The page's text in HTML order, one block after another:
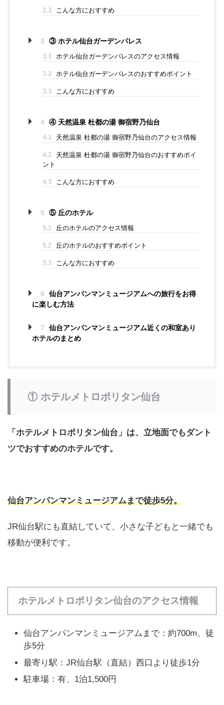
2.3 こんな方におすすめ
3 ③ ホテル仙台ガーデンパレス
3.1 ホテル仙台ガーデンパレスのアクセス情報
3.2 ホテル仙台ガーデンパレスのおすすめポイント
3.3 こんな方におすすめ
4 ④ 天然温泉 杜都の湯 御宿野乃仙台
4.1 天然温泉 杜都の湯 御宿野乃仙台のアクセス情報
4.2
天然温泉 杜都の湯 御宿野乃仙台のおすすめポイ
ント
4.3 こんな方におすすめ
5 ⑤ 丘のホテル
5.1 丘のホテルのアクセス情報
5.2 丘のホテルのおすすめポイント
5.3 こんな方におすすめ
6
仙台アンパンマンミュージアムへの旅行をお得
に楽しむ方法
7
仙台アンパンマンミュージアム近くの和室あり
ホテルのまとめ
① ホテルメトロポリタン仙台
「ホテルメトロポリタン仙台」は、立地面でもダント
ツでおすすめのホテルです。
仙台アンパンマンミュージアムまで徒歩5分。
JR仙台駅にも直結していて、小さな子どもと一緒でも
移動が便利です。
ホテルメトロポリタン仙台のアクセス情報
仙台アンパンマンミュージアムまで：約700m、徒
歩5分
最寄り駅：JR仙台駅（直結）西口より徒歩1分
駐車場：有、1泊1,500円